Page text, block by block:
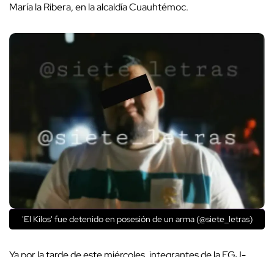
María la Ribera, en la alcaldía Cuauhtémoc.
'El Kilos' fue detenido en posesión de un arma (@siete_letras)